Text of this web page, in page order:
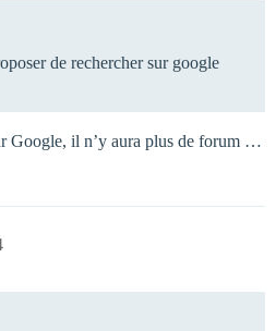
de rechercher sur google
Google, il n’y aura plus de forum …